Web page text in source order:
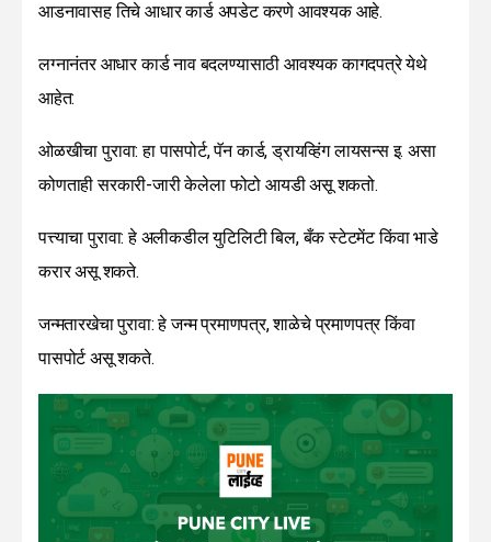
आडनावासह तिचे आधार कार्ड अपडेट करणे आवश्यक आहे.
लग्नानंतर आधार कार्ड नाव बदलण्यासाठी आवश्यक कागदपत्रे येथे
आहेत:
ओळखीचा पुरावा: हा पासपोर्ट, पॅन कार्ड, ड्रायव्हिंग लायसन्स इ. असा
कोणताही सरकारी-जारी केलेला फोटो आयडी असू शकतो.
पत्त्याचा पुरावा: हे अलीकडील युटिलिटी बिल, बँक स्टेटमेंट किंवा भाडे
करार असू शकते.
जन्मतारखेचा पुरावा: हे जन्म प्रमाणपत्र, शाळेचे प्रमाणपत्र किंवा
पासपोर्ट असू शकते.